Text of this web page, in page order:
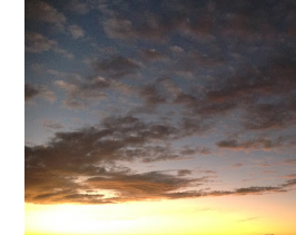
BUKIT SIKUNIR DIENG | GOLDEN
ASIA